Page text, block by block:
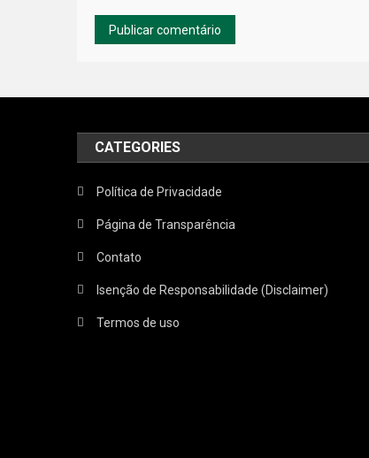
CATEGORIES
Política de Privacidade
Página de Transparência
Contato
Isenção de Responsabilidade (Disclaimer)
Termos de uso